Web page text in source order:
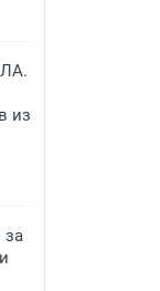
из
за